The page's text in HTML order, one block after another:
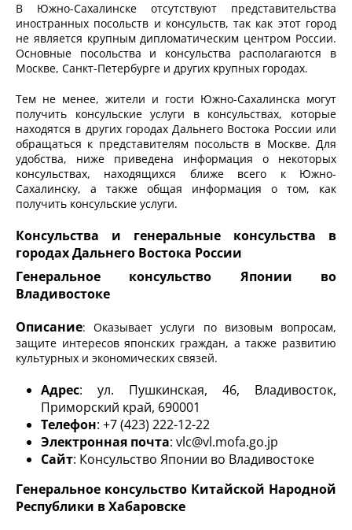
В Южно-Сахалинске отсутствуют представительства
иностранных посольств и консульств, так как этот город
не является крупным дипломатическим центром России.
Основные посольства и консульства располагаются в
Москве, Санкт-Петербурге и других крупных городах.
Тем не менее, жители и гости Южно-Сахалинска могут
получить консульские услуги в консульствах, которые
находятся в других городах Дальнего Востока России или
обращаться к представителям посольств в Москве. Для
удобства, ниже приведена информация о некоторых
консульствах, находящихся ближе всего к Южно-
Сахалинску, а также общая информация о том, как
получить консульские услуги.
Консульства и генеральные консульства в
городах Дальнего Востока России
Генеральное консульство Японии во
Владивостоке
Описание: Оказывает услуги по визовым вопросам,
защите интересов японских граждан, а также развитию
культурных и экономических связей.
Адрес: ул. Пушкинская, 46, Владивосток,
Приморский край, 690001
Телефон: +7 (423) 222-12-22
Электронная почта: vlc@vl.mofa.go.jp
Сайт: Консульство Японии во Владивостоке
Генеральное консульство Китайской Народной
Республики в Хабаровске